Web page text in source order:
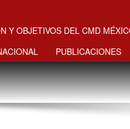
Y OBJETIVOS DEL CMD
PUBLICACIONES